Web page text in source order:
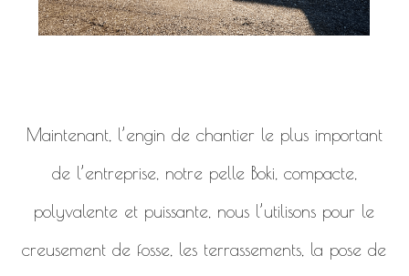
Maintenant, l’engin de chantier le plus important
de l’entreprise, notre pelle Boki, compacte,
polyvalente et puissante, nous l’utilisons pour le
creusement de fosse, les terrassements, la pose de